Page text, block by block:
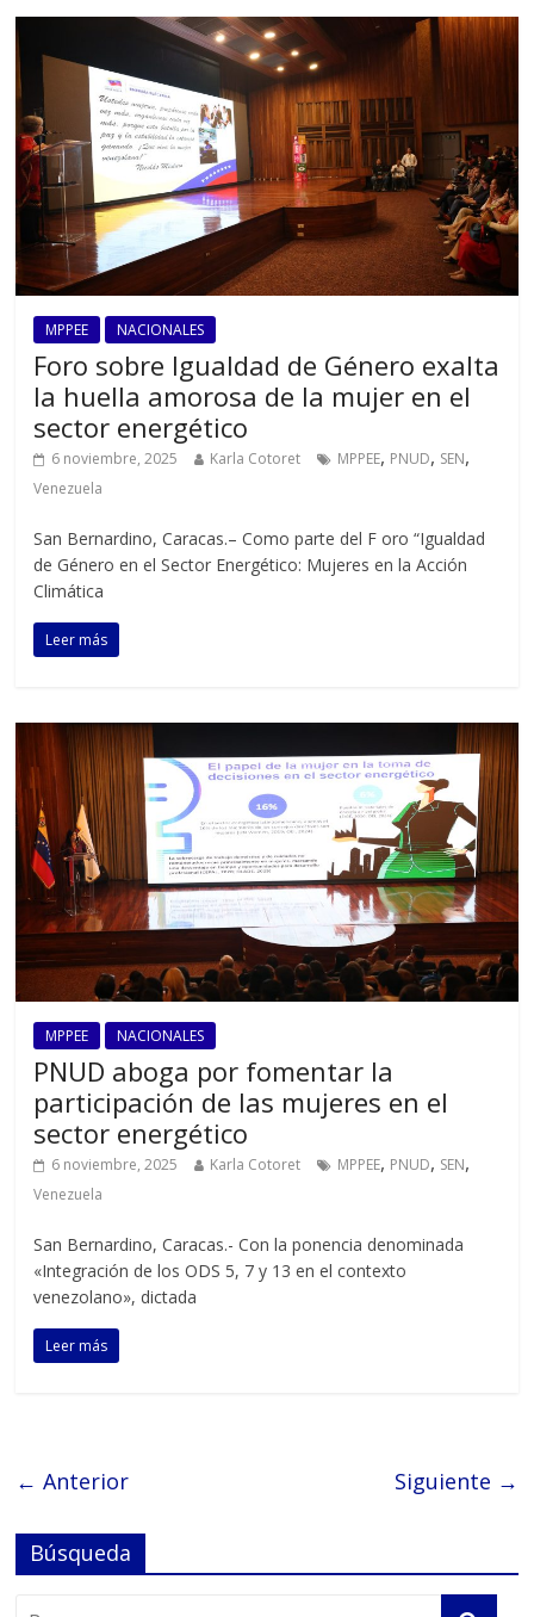
MPPEE NACIONALES
Foro sobre Igualdad de Género exalta
la huella amorosa de la mujer en el
sector energético
6 noviembre, 2025 Karla Cotoret MPPEE, PNUD, SEN,
Venezuela
San Bernardino, Caracas.– Como parte del F oro “Igualdad
de Género en el Sector Energético: Mujeres en la Acción
Climática
Leer más
MPPEE NACIONALES
PNUD aboga por fomentar la
participación de las mujeres en el
sector energético
6 noviembre, 2025 Karla Cotoret MPPEE, PNUD, SEN,
Venezuela
San Bernardino, Caracas.- Con la ponencia denominada
«Integración de los ODS 5, 7 y 13 en el contexto
venezolano», dictada
Leer más
← Anterior Siguiente →
Búsqueda